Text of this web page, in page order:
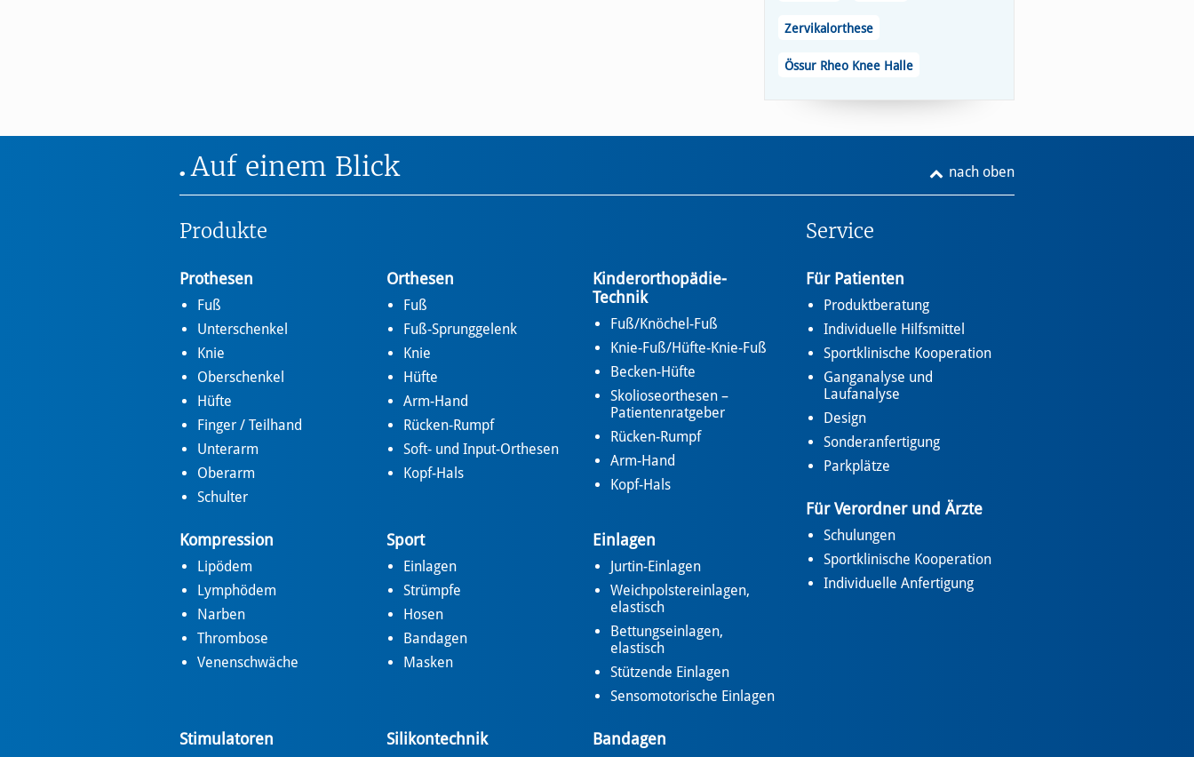
Zervikalorthese
Össur Rheo Knee Halle
nach oben
Auf einem Blick
Produkte
Prothesen
Fuß
Unterschenkel
Knie
Oberschenkel
Hüfte
Finger / Teilhand
Unterarm
Oberarm
Schulter
Orthesen
Fuß
Fuß-Sprunggelenk
Knie
Hüfte
Arm-Hand
Rücken-Rumpf
Soft- und Input-Orthesen
Kopf-Hals
Kinderorthopädie-
Technik
Fuß/Knöchel-Fuß
Knie-Fuß/Hüfte-Knie-Fuß
Becken-Hüfte
Skolioseorthesen –
Patientenratgeber
Rücken-Rumpf
Arm-Hand
Kopf-Hals
Kompression
Lipödem
Lymphödem
Narben
Thrombose
Venenschwäche
Sport
Einlagen
Strümpfe
Hosen
Bandagen
Masken
Einlagen
Jurtin-Einlagen
Weichpolstereinlagen,
elastisch
Bettungseinlagen,
elastisch
Stützende Einlagen
Sensomotorische Einlagen
Stimulatoren Silikontechnik Bandagen
Service
Für Patienten
Produktberatung
Individuelle Hilfsmittel
Sportklinische Kooperation
Ganganalyse und
Laufanalyse
Design
Sonderanfertigung
Parkplätze
Für Verordner und Ärzte
Schulungen
Sportklinische Kooperation
Individuelle Anfertigung